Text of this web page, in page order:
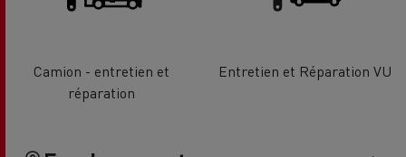
Camion - entretien et
réparation
Entretien et Réparation VU